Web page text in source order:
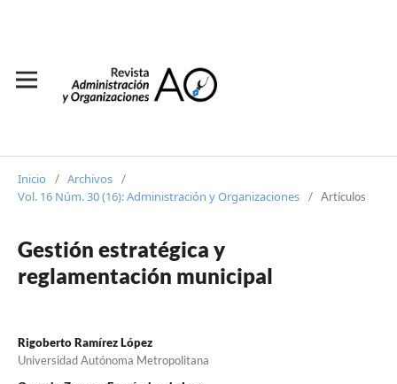
Inicio / Archivos /
Vol. 16 Núm. 30 (16): Administración y Organizaciones / Artículos
Gestión estratégica y
reglamentación municipal
Rigoberto Ramírez López
Universidad Autónoma Metropolitana